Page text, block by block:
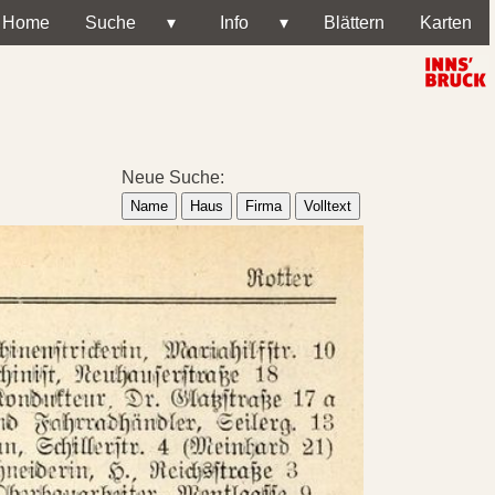
Home Suche ▾ Info ▾ Blättern Karten
Neue Suche:
Name Haus Firma Volltext